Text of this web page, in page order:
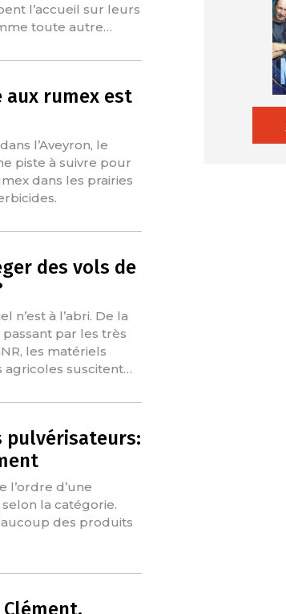
l’accueil sur leurs
toute autre…
aux rumex est
l’Aveyron, le
piste à suivre pour
dans les prairies
des vols de
n’est à l’abri. De la
par les très
les matériels
agricoles suscitent…
pulvérisateurs:
l’ordre d’une
selon la catégorie.
des produits